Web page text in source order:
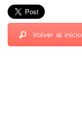
Volver al inicio